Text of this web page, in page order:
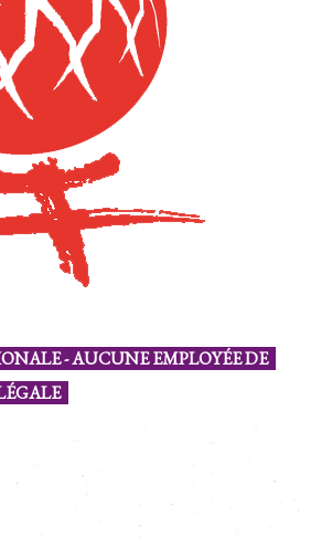
- AUCUNE EMPLOYÉE DE